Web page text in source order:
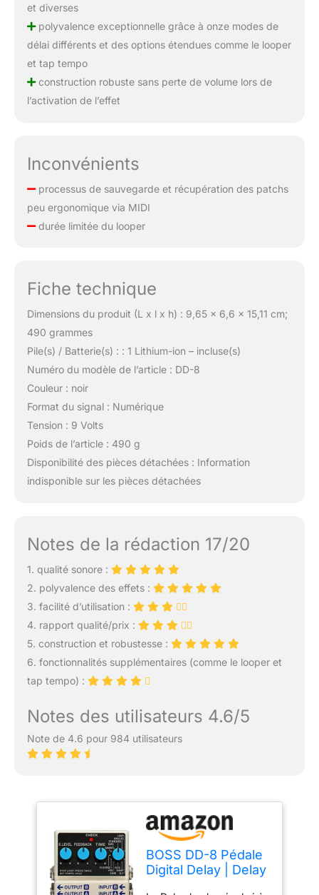
et diverses
polyvalence exceptionnelle grâce à onze modes de
délai différents et des options étendues comme le looper
et tap tempo
construction robuste sans perte de volume lors de
l’activation de l’effet
Inconvénients
processus de sauvegarde et récupération des patchs
peu ergonomique via MIDI
durée limitée du looper
Fiche technique
Dimensions du produit (L x l x h) : 9,65 x 6,6 x 15,11 cm;
490 grammes
Pile(s) / Batterie(s) : : 1 Lithium-ion – incluse(s)
Numéro du modèle de l’article : DD-8
Couleur : noir
Format du signal : Numérique
Tension : 9 Volts
Poids de l’article : 490 g
Disponibilité des pièces détachées : Information
indisponible sur les pièces détachées
Notes de la rédaction 17/20
1. qualité sonore :
2. polyvalence des effets :
3. facilité d’utilisation :
4. rapport qualité/prix :
5. construction et robustesse :
6. fonctionnalités supplémentaires (comme le looper et
tap tempo) :
Notes des utilisateurs 4.6/5
Note de 4.6 pour 984 utilisateurs
BOSS DD-8 Pédale
Digital Delay | Delay